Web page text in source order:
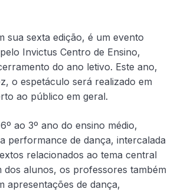
sua sexta edição, é um evento
Invictus Centro de Ensino,
do ano letivo. Este ano,
o espetáculo será realizado em
ao público em geral.
ao 3º ano do ensino médio,
performance de dança, intercalada
relacionados ao tema central
dos alunos, os professores também
apresentações de dança,